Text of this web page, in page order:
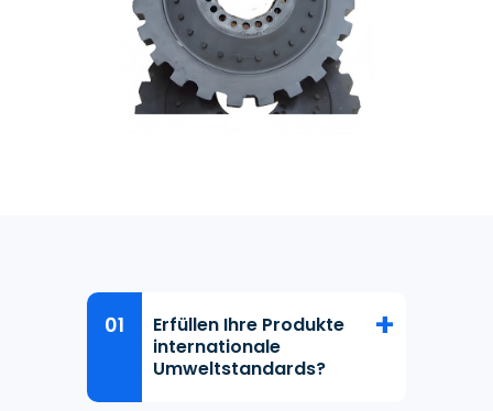
Erfüllen Ihre Produkte
internationale
Umweltstandards?